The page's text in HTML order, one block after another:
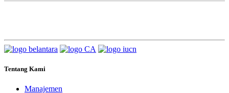
Tentang Kami
Manajemen